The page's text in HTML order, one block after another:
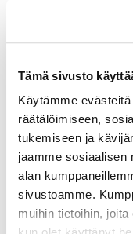
Tämä sivusto
Käytämme
räätälöimiseen,
tukemiseen ja
jaamme sosiaalisen
alan
sivustoamme.
muihin tietoihin,
liikenteen
liikennemuotoihin
kuitenkin
toimivuudesta,
realistinen
tarvitsevat
Liityntäpysäköinti
roolissa